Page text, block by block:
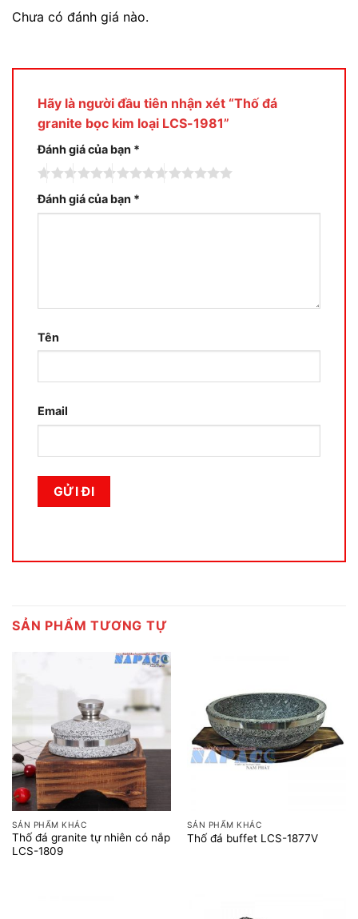
Chưa có đánh giá nào.
Hãy là người đầu tiên nhận xét “Thố đá
granite bọc kim loại LCS-1981”
Đánh giá của bạn *
Đánh giá của bạn *
Tên
Email
SẢN PHẨM TƯƠNG TỰ
SẢN PHẨM KHÁC
Thố đá granite tự nhiên có nắp
LCS-1809
SẢN PHẨM KHÁC
Thố đá buffet LCS-1877V